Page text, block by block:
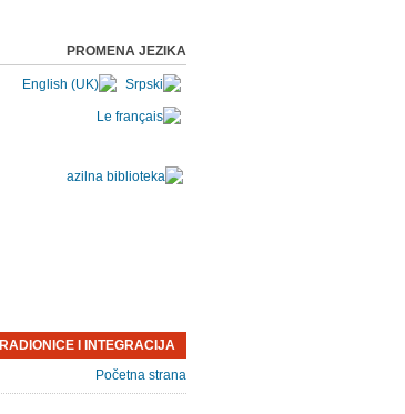
PROMENA JEZIKA
RADIONICE I INTEGRACIJA
Početna strana